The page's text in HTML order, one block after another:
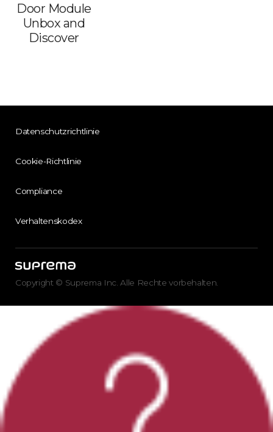
Door Module
Unbox and
Discover
Datenschutzrichtlinie
Cookie-Richtlinie
Compliance
Verhaltenskodex
Copyright © Suprema Inc. Alle Rechte vorbehalten.